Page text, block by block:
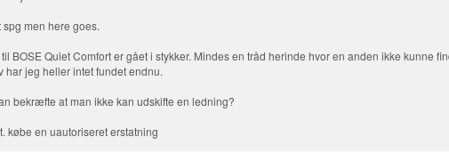
spg men here goes.
BOSE Quiet Comfort er gået i stykker. Mindes en tråd herinde hvor en anden ikke kunne
har jeg heller intet fundet endnu.
bekræfte at man ikke kan udskifte en ledning?
købe en uautoriseret erstatning